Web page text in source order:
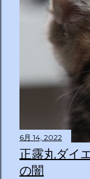
6月 14, 2022
正露丸ダイ
の闇